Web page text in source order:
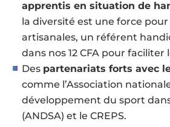
apprentis en situation de
la diversité est une force
artisanales, un référent
dans nos 12 CFA pour faciliter
Des partenariats forts avec
comme l’Association
développement du sport
(ANDSA) et le CREPS.